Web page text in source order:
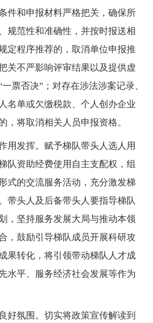
件和申报材料严格把关，确保所
规范性和准确性，并按时报送相
定程序推荐的，取消单位申报推
关不严影响评审结果以及提供虚
票否决”；对存在涉法涉案记录、
名单或欠缴税款、个人创办企业
，将取消相关人员申报资格。
用发挥。赋予梯队带头人选人用
队资助经费使用自主支配权，组
式的交流服务活动，充分激发梯
带头人及后备带头人要指导梯队
，坚持服务发展大局与推动本领
，鼓励引导梯队成员开展科研攻
果转化，将引领带动梯队人才成
水平、服务经济社会发展等作为
好氛围。切实将政策宣传解读到